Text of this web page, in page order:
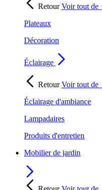
RetourVoir tout de
Plateaux
Décoration
Éclairage
RetourVoir tout de
Éclairage d'ambiance
Lampadaires
Produits d'entretien
Mobilier de jardin